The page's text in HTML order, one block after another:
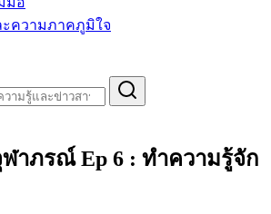
ะความภาคภูมิใจ
าภรณ์ Ep 6 : ทําความรู้จัก